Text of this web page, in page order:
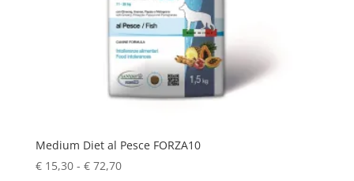
Medium Diet al Pesce FORZA10
€15,30 - €72,70Fascia